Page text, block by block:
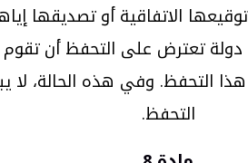
الاتفاقية أو تصديقها
تعترض على التحفظ أن تقوم
التحفظ. وفي هذه الحالة، لا
التحفظ.